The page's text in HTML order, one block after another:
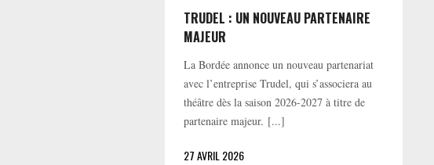
TRUDEL : UN NOUVEAU PARTENAIRE
MAJEUR
La Bordée annonce un nouveau partenariat
avec l’entreprise Trudel, qui s’associera au
théâtre dès la saison 2026-2027 à titre de
partenaire majeur. [...]
27 AVRIL 2026